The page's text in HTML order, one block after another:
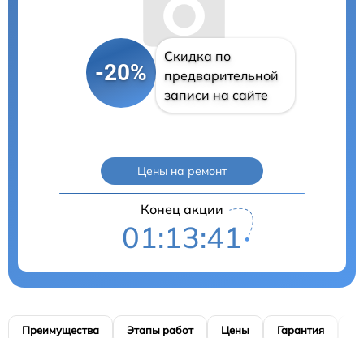
-20%
Скидка по
предварительной
записи на сайте
Цены на ремонт
Конец акции
01:13:40
Преимущества Этапы работ Цены Гарантия